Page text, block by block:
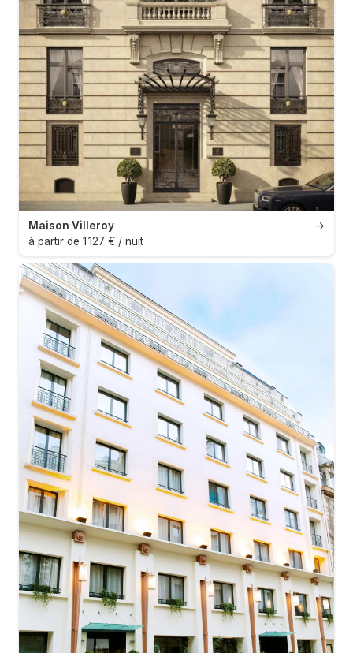
→
Maison Villeroy
à partir de 1 127 € / nuit